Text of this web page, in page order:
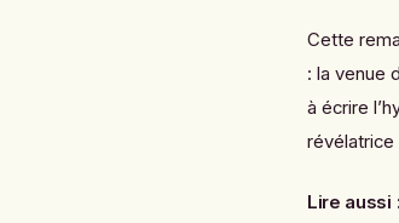
Cette
: la venue
à écrire
révélatrice
Lire aussi :